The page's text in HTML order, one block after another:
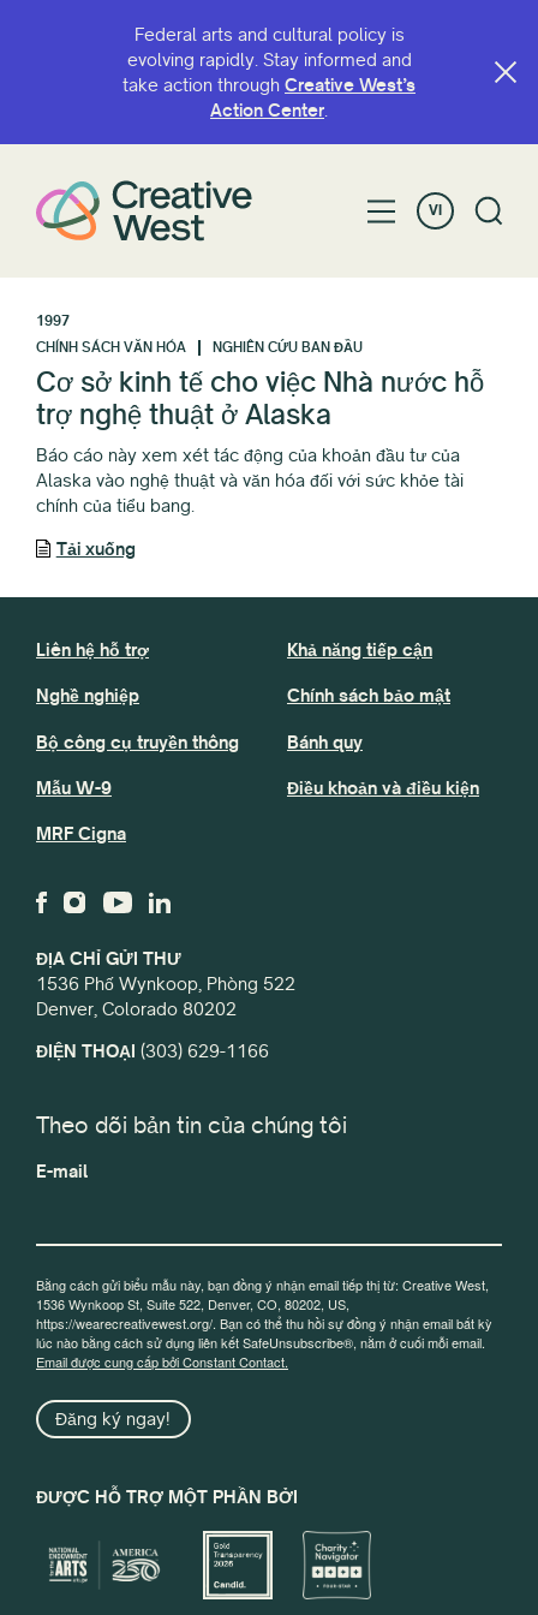
Federal arts and cultural policy is
evolving rapidly. Stay informed and
take action through Creative West’s
Action Center.
VI
1997
CHÍNH SÁCH VĂN HÓA
NGHIÊN CỨU BAN ĐẦU
Cơ sở kinh tế cho việc Nhà nước hỗ
trợ nghệ thuật ở Alaska
Báo cáo này xem xét tác động của khoản đầu tư của
Alaska vào nghệ thuật và văn hóa đối với sức khỏe tài
chính của tiểu bang.
Tải xuống
ĐỊA CHỈ GỬI THƯ
1536 Phố Wynkoop, Phòng 522
Denver, Colorado 80202
ĐIỆN THOẠI (303) 629-1166
Liên hệ hỗ trợ
Nghề nghiệp
Bộ công cụ truyền thông
Mẫu W-9
MRF Cigna
Khả năng tiếp cận
Chính sách bảo mật
Bánh quy
Điều khoản và điều kiện
Theo dõi bản tin của chúng tôi
E-mail
Bằng cách gửi biểu mẫu này, bạn đồng ý nhận email tiếp thị từ: Creative West,
1536 Wynkoop St, Suite 522, Denver, CO, 80202, US,
https://wearecreativewest.org/. Bạn có thể thu hồi sự đồng ý nhận email bất kỳ
lúc nào bằng cách sử dụng liên kết SafeUnsubscribe®, nằm ở cuối mỗi email.
Email được cung cấp bởi Constant Contact.
Đăng ký ngay!
ĐƯỢC HỖ TRỢ MỘT PHẦN BỞI